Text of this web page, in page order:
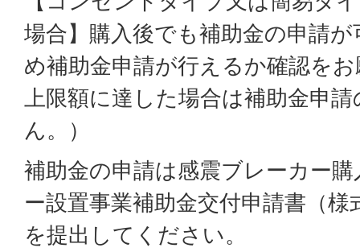
場合】購入後でも補助金の申請
め補助金申請が行えるか確認を
上限額に達した場合は補助金申
ん。）
補助金の申請は感震ブレーカー
ー設置事業補助金交付申請書（
を提出してください。